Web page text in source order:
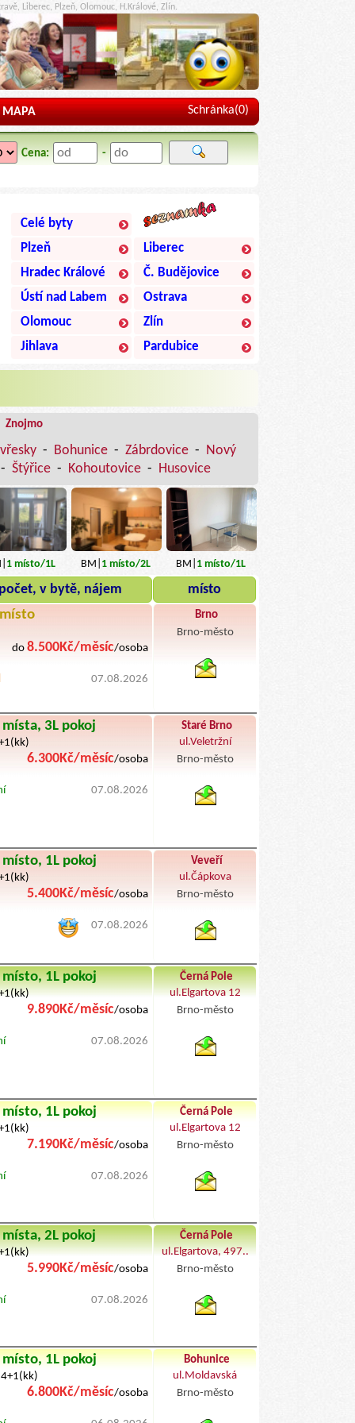
Liberec, Plzeň, Olomouc, H.Králové, Zlín.
MAPA Schránka(0)
Cena: -
Celé byty
Plzeň
Liberec
Hradec Králové
Č. Budějovice
Ústí nad Labem
Ostrava
Olomouc
Zlín
Jihlava
Pardubice
Znojmo
- Bohunice - Zábrdovice - Nový
Štýřice - Kohoutovice - Husovice
1 místo/1L BM| 1místo/2L BM| 1místo/1L
v bytě, nájem
místo
do 8.500Kč/měsíc/osoba
07.08.2026
Brno
Brno-město
3L pokoj
6.300Kč/měsíc/osoba
07.08.2026
Staré Brno
ul.Veletržní
Brno-město
1L pokoj
5.400Kč/měsíc/osoba
07.08.2026
Veveří
ul.Čápkova
Brno-město
1L pokoj
9.890Kč/měsíc/osoba
07.08.2026
Černá Pole
ul.Elgartova 12
Brno-město
1L pokoj
7.190Kč/měsíc/osoba
07.08.2026
Černá Pole
ul.Elgartova 12
Brno-město
2L pokoj
5.990Kč/měsíc/osoba
07.08.2026
Černá Pole
ul.Elgartova, 497..
Brno-město
1L pokoj
6.800Kč/měsíc/osoba
Bohunice
ul.Moldavská
Brno-město